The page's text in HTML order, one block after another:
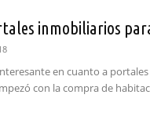
inmobiliarios
en cuanto a
con la compra de